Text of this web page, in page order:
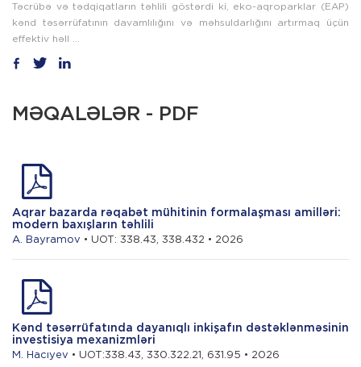
Təcrübə və tədqiqatların təhlili göstərdi ki, eko-aqroparklar (EAP)
kənd təsərrüfatının davamlılığını və məhsuldarlığını artırmaq üçün
effektiv həll ...
MƏQALƏLƏR - PDF
Aqrar bazarda rəqabət mühitinin formalaşması amilləri:
modern baxışların təhlili
A. Bayramov • UOT: 338.43, 338.432 • 2026
Kənd təsərrüfatında dayanıqlı inkişafın dəstəklənməsinin
investisiya mexanizmləri
M. Hacıyev • UOT:338.43, 330.322.21, 631.95 • 2026